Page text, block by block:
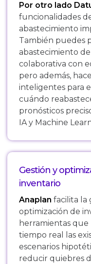
Por otro lado
funcionalidades
abastecimiento
También puedes
abastecimiento
colaborativa con
pero además,
inteligentes para
cuándo
pronósticos
IA y Machine
Gestión y
inventario
Anaplan facilita la
optimización de
herramientas
tiempo real las
escenarios
reducir quiebres